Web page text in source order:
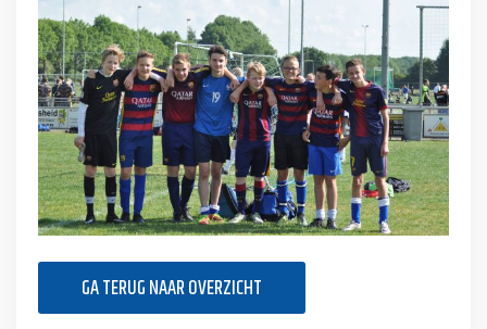
GA TERUG NAAR OVERZICHT